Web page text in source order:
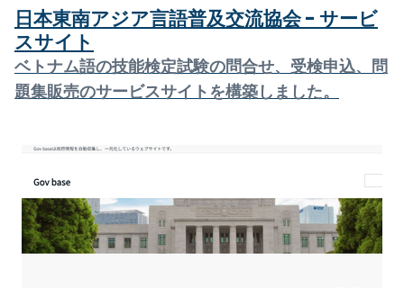
日本東南アジア言語普及交流協会 - サービ
スサイト
ベトナム語の技能検定試験の問合せ、受検申込、問
題集販売のサービスサイトを構築しました。